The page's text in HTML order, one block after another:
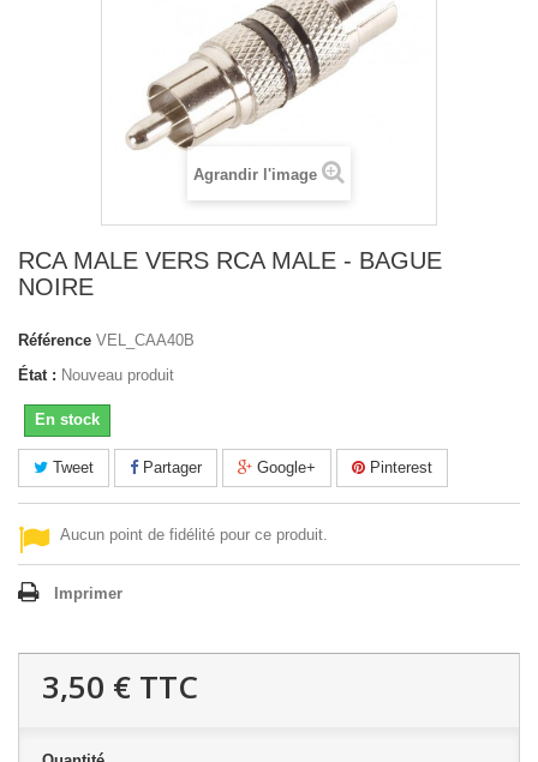
Agrandir l'image
RCA MALE VERS RCA MALE - BAGUE
NOIRE
Référence VEL_CAA40B
État : Nouveau produit
En stock
Tweet Partager Google+ Pinterest
Aucun point de fidélité pour ce produit.
Imprimer
3,50 € TTC